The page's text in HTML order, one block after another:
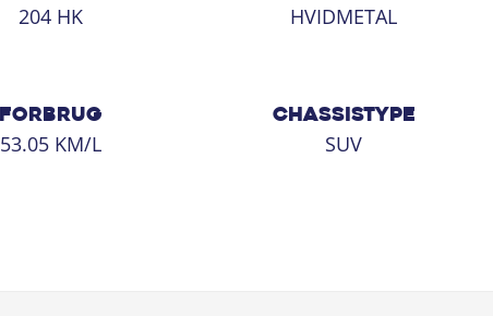
204 HK HVIDMETAL
FORBRUG
53.05 KM/L
CHASSISTYPE
SUV